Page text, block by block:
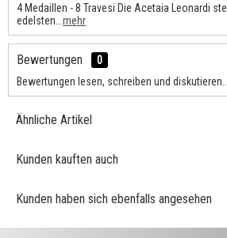
4 Medaillen - 8 Travesi Die Acetaia Leonardi
edelsten... mehr
Bewertungen
0
Bewertungen lesen, schreiben und diskutieren...
Ähnliche Artikel
Kunden kauften auch
Kunden haben sich ebenfalls angesehen